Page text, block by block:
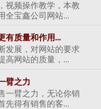
视频操作教学，本教
全宝鑫公司网站...
有质量和作用...
发展，对网站的要求
高网站的质量，...
臂之力
一臂之力，无论你销
先得有销售的客...